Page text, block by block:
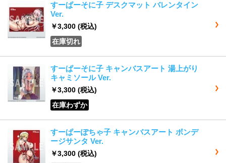
すーぱーそに子 デスクマット バレンタイン
Ver.
￥3,300 (税込)
在庫切れ
すーぱーそに子 キャンバスアート 湯上がり
キャミソール Ver.
￥3,300 (税込)
在庫わずか
すーぱーぽちゃ子 キャンバスアート ボンデ
ージサンタ Ver.
￥3,300 (税込)